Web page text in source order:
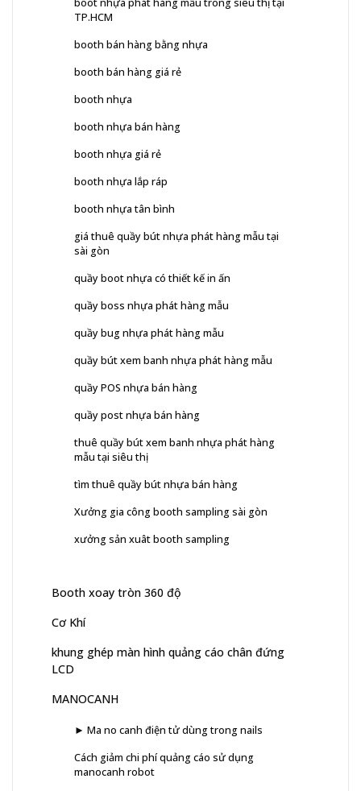
TP.HCM
booth bán hàng bằng nhựa
booth bán hàng giá rẻ
booth nhựa
booth nhựa bán hàng
booth nhựa giá rẻ
booth nhựa lắp ráp
booth nhựa tân bình
giá thuê quầy bút nhựa phát hàng mẫu tại
sài gòn
quầy boot nhựa có thiết kế in ấn
quầy boss nhựa phát hàng mẫu
quầy bug nhựa phát hàng mẫu
quầy bút xem banh nhựa phát hàng mẫu
quầy POS nhựa bán hàng
quầy post nhựa bán hàng
thuê quầy bút xem banh nhựa phát hàng
mẫu tại siêu thị
tìm thuê quầy bút nhựa bán hàng
Xưởng gia công booth sampling sài gòn
xưởng sản xuât booth sampling
Booth xoay tròn 360 độ
Cơ Khí
khung ghép màn hình quảng cáo chân đứng
LCD
MANOCANH
► Ma no canh điện tử dùng trong nails
Cách giảm chi phí quảng cáo sử dụng
manocanh robot